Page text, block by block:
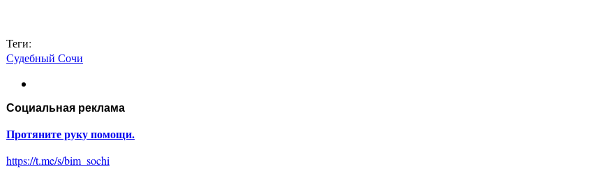
Теги:
Судебный Сочи
Социальная реклама
Протяните руку помощи.
https://t.me/s/bim_sochi